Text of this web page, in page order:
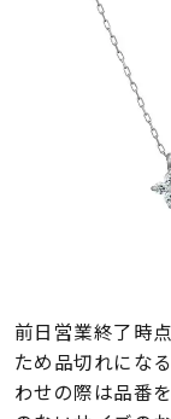
前日営業終了時
ため品切れにな
わせの際は品番